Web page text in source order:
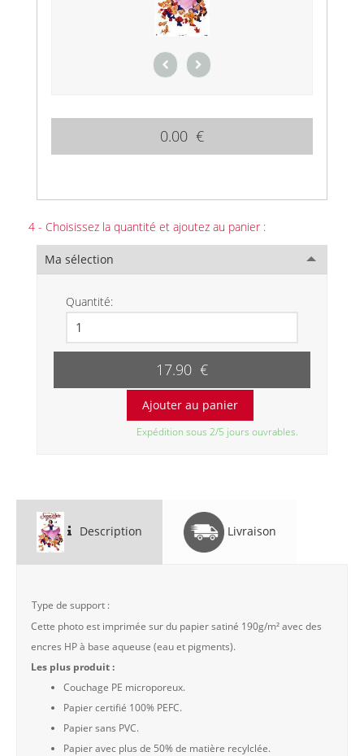
0.00 €
4 - Choisissez la quantité et ajoutez au panier :
Ma sélection
Quantité:
17.90 €
Expédition sous 2/5 jours ouvrables.
Description Livraison
Type de support :
Cette photo est imprimée sur du papier satiné 190g/m² avec des
encres HP à base aqueuse (eau et pigments).
Les plus produit :
Couchage PE microporeux.
Papier certifié 100% PEFC.
Papier sans PVC.
Papier avec plus de 50% de matière recylclée.